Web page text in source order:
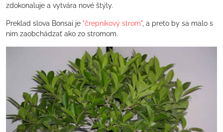
zdokonaluje a vytvára nové štýly.
Preklad slova Bonsai je "črepníkový strom", a preto by sa malo s
nim zaobchádzať ako zo stromom.